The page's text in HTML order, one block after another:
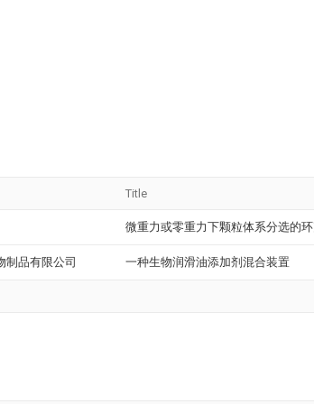
Title
微重力或零重力下颗粒体系分选的
制品有限公司 一种生物润滑油添加剂混合装置